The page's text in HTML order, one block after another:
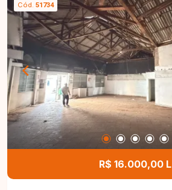
Cód. 51734
R$ 16.000,00 L